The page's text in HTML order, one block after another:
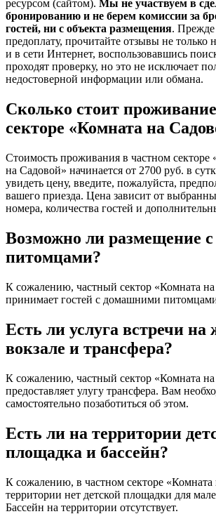
ресурсом (сайтом). Мы не участвуем в
бронированию и не берем комиссии за
гостей, ни с объекта размещения. Прежде
предоплату, прочитайте отзывы не только
и в сети Интернет, воспользовавшись
проходят проверку, но это не исключает
недостоверной информации или обмана.
Сколько стоит
секторе «Комната на
Стоимость проживания в частном секторе
на Садовой» начинается от 2700 руб. в
увидеть цену, введите, пожалуйста,
вашего приезда. Цена зависит от
номера, количества гостей и
Возможно ли размещение
питомцами?
К сожалению, частный сектор «Комната
принимает гостей с домашними
Есть ли услуга встречи на
вокзале и трансфера?
К сожалению, частный сектор «Комната
предоставляет улугу трансфера. Вам
самостоятельно позаботиться об этом.
Есть ли на территории
площадка и бассейн?
К сожалению, в частном секторе «Комната
территории нет детской площадки для
Бассейн на территории отсутствует.